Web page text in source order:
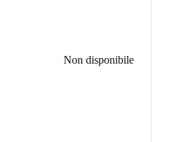
Non disponibile